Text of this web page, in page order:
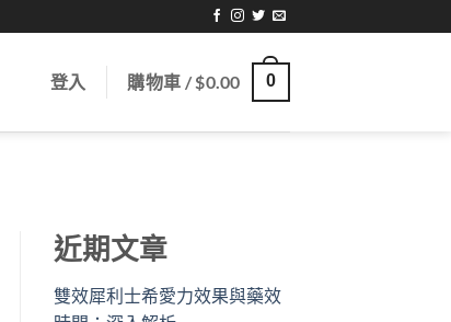
登入 購物車 /$0.00 0
近期文章
雙效犀利士希愛力效果與藥效